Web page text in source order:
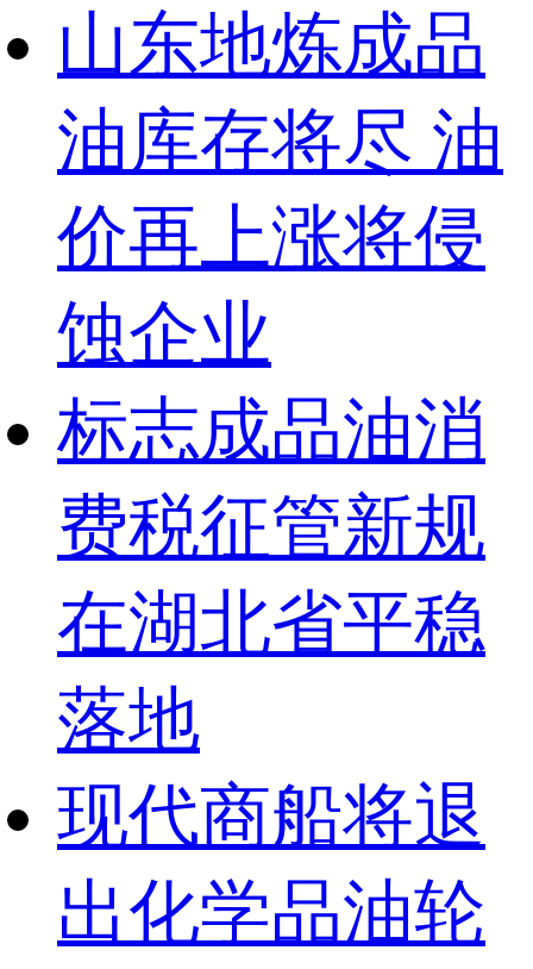
山东地炼成品
油库存将尽 油
价再上涨将侵
蚀企业
标志成品油消
费税征管新规
在湖北省平稳
落地
现代商船将退
出化学品油轮